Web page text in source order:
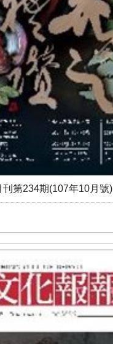
刊第234期(107年10月號)